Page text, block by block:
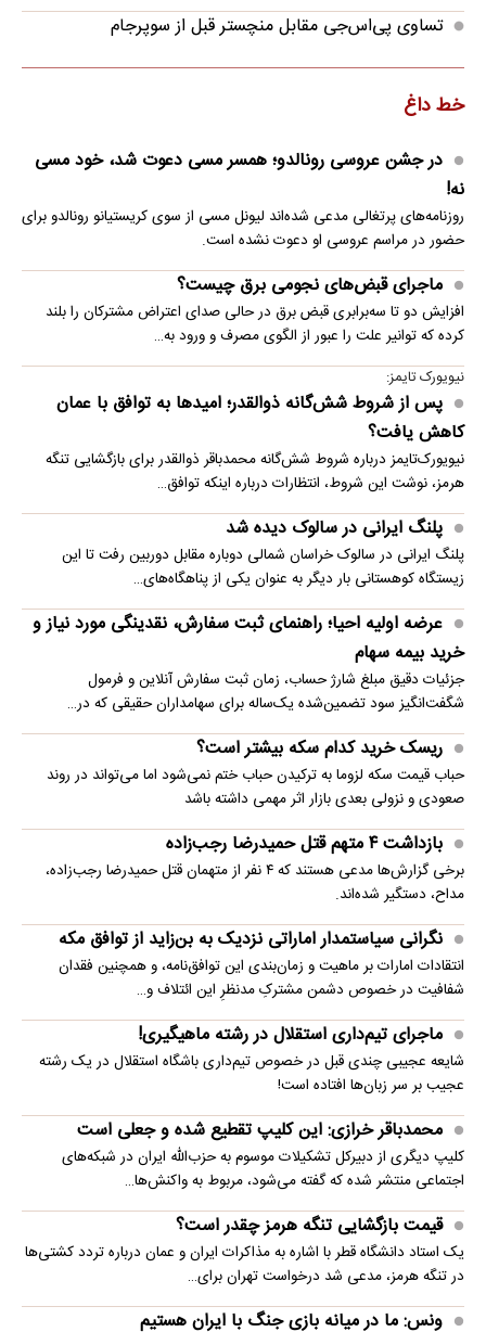
تساوی پی‌اس‌جی مقابل منچستر قبل از سوپرجام
خط داغ
در جشن عروسی رونالدو؛ همسر مسی دعوت شد، خود مسی
نه!
روزنامه‌های پرتغالی مدعی شده‌اند لیونل مسی از سوی کریستیانو رونالدو برای
حضور در مراسم عروسی او دعوت نشده است.
ماجرای قبض‌های نجومی برق چیست؟
افزایش دو تا سه‌برابری قبض برق در حالی صدای اعتراض مشترکان را بلند
کرده که توانیر علت را عبور از الگوی مصرف و ورود به…
نیویورک تایمز:
پس از شروط شش‌گانه ذوالقدر؛ امیدها به توافق با عمان
کاهش یافت؟
نیویورک‌تایمز درباره شروط شش‌گانه محمدباقر ذوالقدر برای بازگشایی تنگه
هرمز، نوشت این شروط، انتظارات درباره اینکه توافق…
پلنگ ایرانی در سالوک دیده شد
پلنگ ایرانی در سالوک خراسان شمالی دوباره مقابل دوربین رفت تا این
زیستگاه کوهستانی بار دیگر به عنوان یکی از پناهگاه‌های…
عرضه اولیه احیا؛ راهنمای ثبت سفارش، نقدینگی مورد نیاز و
خرید بیمه سهام
جزئیات دقیق مبلغ شارژ حساب، زمان ثبت سفارش آنلاین و فرمول
شگفت‌انگیز سود تضمین‌شده یک‌ساله برای سهامداران حقیقی که در…
ریسک خرید کدام سکه بیشتر است؟
حباب قیمت سکه لزوما به ترکیدن حباب ختم نمی‌شود اما می‌تواند در روند
صعودی و نزولی بعدی بازار اثر مهمی داشته باشد
بازداشت ۴ متهم قتل حمیدرضا رجب‌زاده
برخی گزارش‌ها مدعی هستند که ۴ نفر از متهمان قتل حمیدرضا رجب‌زاده،
مداح، دستگیر شده‌اند.
نگرانی سیاستمدار اماراتی نزدیک به بن‌زاید از توافق مکه
انتقادات امارات بر ماهیت و زمان‌بندی این توافق‌نامه، و همچنین فقدان
شفافیت در خصوص دشمن مشترکِ مدنظرِ این ائتلاف و…
ماجرای تیم‌داری استقلال در رشته ماهیگیری!
شایعه عجیبی چندی قبل در خصوص تیم‌داری باشگاه استقلال در یک رشته
عجیب بر سر زبان‌ها افتاده است!
محمدباقر خرازی: این کلیپ تقطیع شده و جعلی است
کلیپ دیگری از دبیرکل تشکیلات موسوم به حزب‌الله ایران در شبکه‌های
اجتماعی منتشر شده که گفته می‌شود، مربوط به واکنش‌ها…
قیمت بازگشایی تنگه هرمز چقدر است؟
یک استاد دانشگاه قطر با اشاره به مذاکرات ایران و عمان درباره تردد کشتی‌ها
در تنگه هرمز، مدعی شد درخواست تهران برای…
ونس: ما در میانه بازی جنگ با ایران هستیم